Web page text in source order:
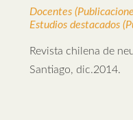
Docentes
Estudios destacados
Revista chilena de
Santiago, dic.2014.